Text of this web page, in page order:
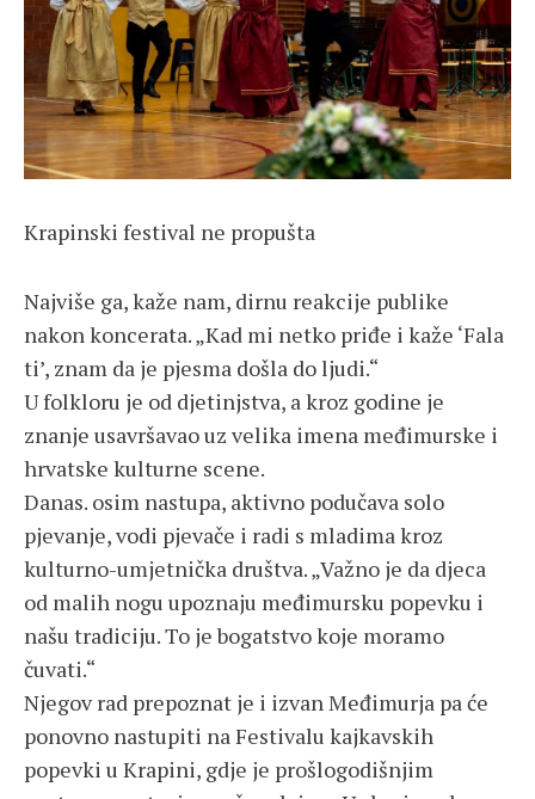
Krapinski festival ne propušta
Najviše ga, kaže nam, dirnu reakcije publike
nakon koncerata. „Kad mi netko priđe i kaže ‘Fala
ti’, znam da je pjesma došla do ljudi.“
U folkloru je od djetinjstva, a kroz godine je
znanje usavršavao uz velika imena međimurske i
hrvatske kulturne scene.
Danas. osim nastupa, aktivno podučava solo
pjevanje, vodi pjevače i radi s mladima kroz
kulturno-umjetnička društva. „Važno je da djeca
od malih nogu upoznaju međimursku popevku i
našu tradiciju. To je bogatstvo koje moramo
čuvati.“
Njegov rad prepoznat je i izvan Međimurja pa će
ponovno nastupiti na Festivalu kajkavskih
popevki u Krapini, gdje je prošlogodišnjim